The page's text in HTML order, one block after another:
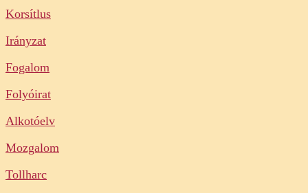
Korsítlus
Irányzat
Fogalom
Folyóirat
Alkotóelv
Mozgalom
Tollharc